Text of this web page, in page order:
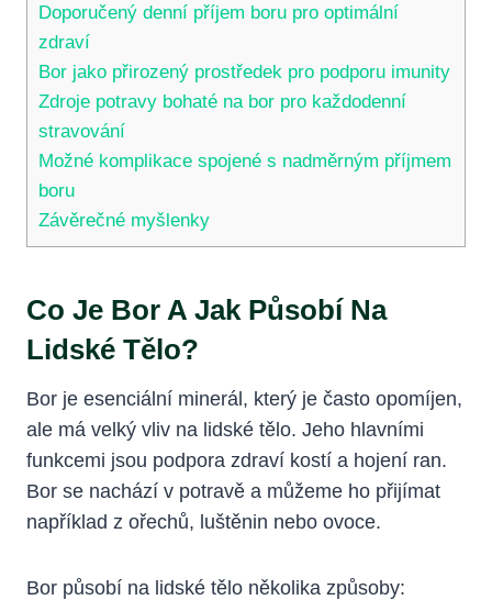
Doporučený denní příjem boru pro optimální
zdraví
Bor jako přirozený prostředek pro podporu imunity
Zdroje potravy bohaté na bor pro každodenní
stravování
Možné komplikace spojené s nadměrným příjmem
boru
Závěrečné myšlenky
Co Je Bor A Jak Působí Na
Lidské Tělo?
Bor je esenciální minerál, který je často opomíjen,
ale má velký vliv na lidské tělo. Jeho hlavními
funkcemi jsou podpora zdraví kostí a hojení ran.
Bor se nachází v potravě a můžeme ho přijímat
například z ořechů, luštěnin nebo ovoce.
Bor působí na lidské tělo několika způsoby: